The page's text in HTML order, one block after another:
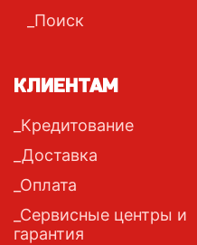
Поиск
КЛИЕНТАМ
Кредитование
Доставка
Оплата
Сервисные центры и
гарантия